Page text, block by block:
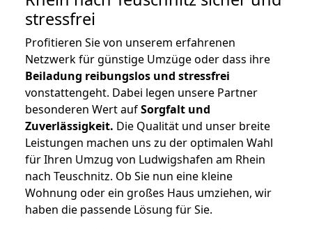
stressfrei
Profitieren Sie von unserem erfahrenen
Netzwerk für günstige Umzüge oder dass ihre
Beiladung reibungslos und stressfrei
vonstattengeht. Dabei legen unsere Partner
besonderen Wert aufSorgfalt und
Zuverlässigkeit. Die Qualität und unser breite
Leistungen machen uns zu der optimalen Wahl
für Ihren Umzug von Ludwigshafen am Rhein
nach Teuschnitz. Ob Sie nun eine kleine
Wohnung oder ein großes Haus umziehen, wir
haben die passende Lösung für Sie.